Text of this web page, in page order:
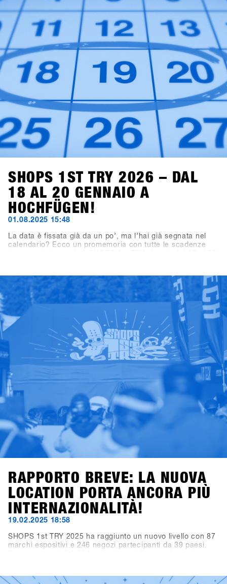
SHOPS 1ST TRY 2026 – DAL
18 AL 20 GENNAIO A
HOCHFÜGEN!
01.08.2025 15:48
La data è fissata già da un po’, ma l’hai già segnata nel
calendario? Ecco un promemoria con tutte le scadenze
settembre 2025, mentre la registrazione per i negozi aprirà
il 7 novembre 2025.Un consiglio per tutti i negozi:
iscrivetevi entro le prime tre settimane per approfittare
dell’Early Bird Package con 2×2 lift pass di due giorni e
voucher per bevande per due membri del vostro team.
Offerta valida per tutte le iscrizioni entro il 28 novembre
2025.Good times con shredding, check, confronto e high-
five – il meeting business più rilassato dell’anno da non
perdere. Ci vediamo a Hochfügen!
RAPPORTO BREVE: LA NUOVA
LOCATION PORTA ANCORA PIÙ
INTERNAZIONALITÀ!
19.02.2025 18:58
SHOPS 1st TRY 2025 ha raggiunto un nuovo livello con 87
marchi espositivi e 246 negozi partecipanti da 39 paesi.
noleggi demo. In sintesi, Hochfügen come nuova location